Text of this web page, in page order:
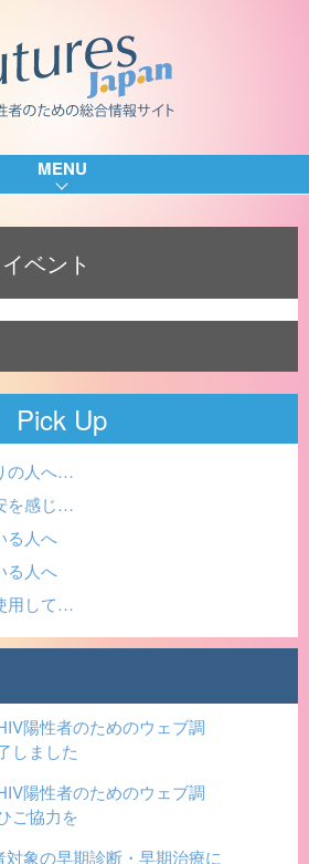
MENU
ベント
Pick Up
の人へ…
を感じ…
る人へ
る人へ
用して…
陽性者のためのウェブ調
しました
陽性者のためのウェブ調
ご協力を
対象の早期診断・早期治療に